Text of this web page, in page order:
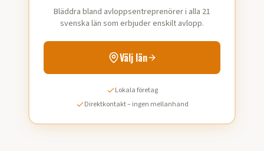
Bläddra bland avloppsentreprenörer i alla 21
svenska län som erbjuder enskilt avlopp.
Välj län
Lokala företag
Direktkontakt – ingen mellanhand